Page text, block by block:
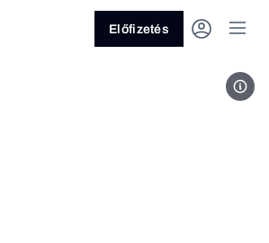
Előfizetés